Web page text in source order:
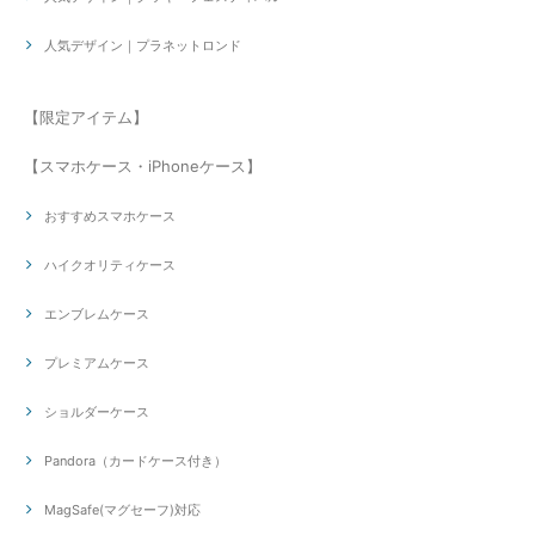
人気デザイン｜プラネットロンド
【限定アイテム】
【スマホケース・iPhoneケース】
おすすめスマホケース
ハイクオリティケース
エンブレムケース
プレミアムケース
ショルダーケース
Pandora（カードケース付き）
MagSafe(マグセーフ)対応